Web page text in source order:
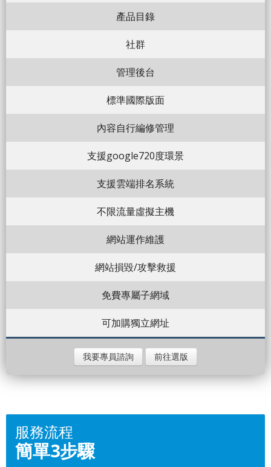
產品目錄
社群
管理後台
標準國際版面
內容自行編修管理
支援google720度環景
支援雲端排名系統
不限流量虛擬主機
網站運作維護
網站損毀/攻擊救援
免費專屬子網域
可加購獨立網址
我要專員諮詢 前往選版
服務流程
簡單3步驟